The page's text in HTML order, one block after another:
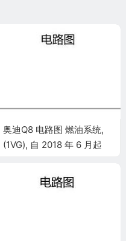
奥迪Q8 电路图 燃油系统,
(1VG), 自 2018 年 6 月起